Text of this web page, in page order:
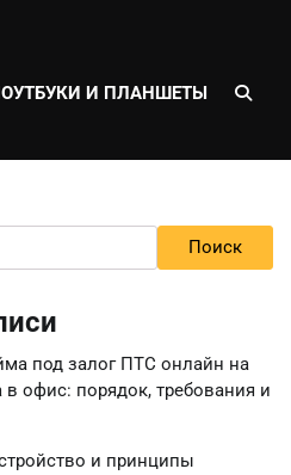
И ПЛАНШЕТЫ
Поиск
под залог ПТС онлайн на
в офис: порядок, требования и
и принципы